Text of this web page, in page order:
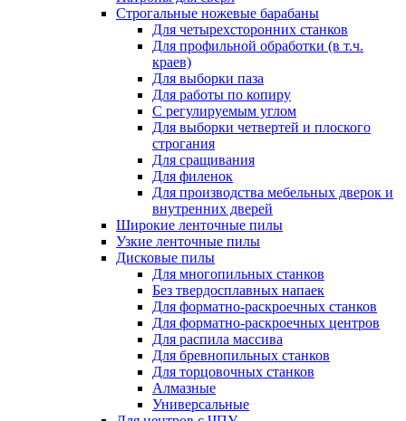
Строгальные ножевые барабаны
Для четырехсторонних станков
Для профильной обработки (в т.ч.
краев)
Для выборки паза
Для работы по копиру
С регулируемым углом
Для выборки четвертей и плоского
строгания
Для сращивания
Для филенок
Для производства мебельных дверок и
внутренних дверей
Широкие ленточные пилы
Узкие ленточные пилы
Дисковые пилы
Для многопильных станков
Без твердосплавных напаек
Для форматно-раскроечных станков
Для форматно-раскроечных центров
Для распила массива
Для бревнопильных станков
Для торцовочных станков
Алмазные
Универсальные